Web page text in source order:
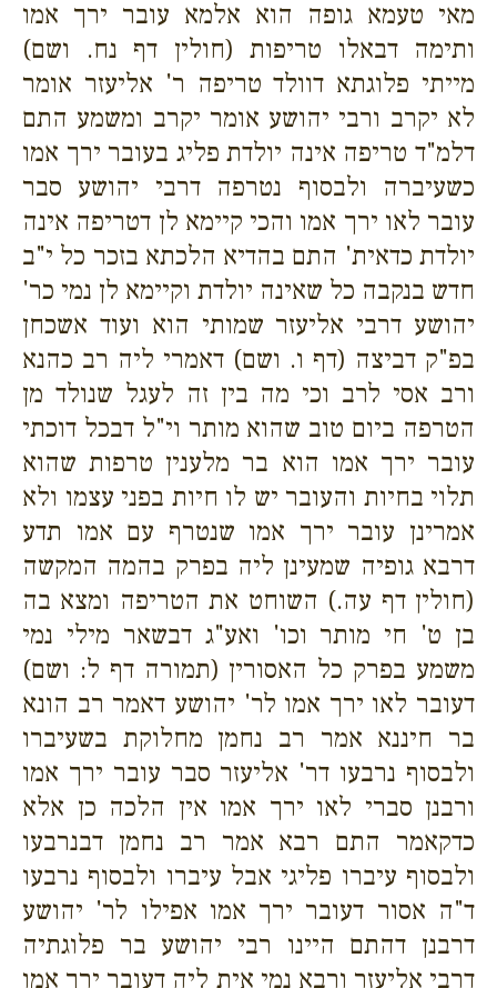
מאי טעמא גופה הוא אלמא עובר ירך אמו
ותימה דבאלו טריפות (חולין דף נח. ושם)
מייתי פלוגתא דוולד טריפה ר' אליעזר אומר
לא יקרב ורבי יהושע אומר יקרב ומשמע התם
דלמ"ד טריפה אינה יולדת פליג בעובר ירך אמו
כשעיברה ולבסוף נטרפה דרבי יהושע סבר
עובר לאו ירך אמו והכי קיימא לן דטריפה אינה
יולדת כדאית' התם בהדיא הלכתא בזכר כל י"ב
חדש בנקבה כל שאינה יולדת וקיימא לן נמי כר'
יהושע דרבי אליעזר שמותי הוא ועוד אשכחן
בפ"ק דביצה (דף ו. ושם) דאמרי ליה רב כהנא
ורב אסי לרב וכי מה בין זה לעגל שנולד מן
הטרפה ביום טוב שהוא מותר וי"ל דבכל דוכתי
עובר ירך אמו הוא בר מלענין טרפות שהוא
תלוי בחיות והעובר יש לו חיות בפני עצמו ולא
אמרינן עובר ירך אמו שנטרף עם אמו תדע
דרבא גופיה שמעינן ליה בפרק בהמה המקשה
(חולין דף עה.) השוחט את הטריפה ומצא בה
בן ט' חי מותר וכו' ואע"ג דבשאר מילי נמי
משמע בפרק כל האסורין (תמורה דף ל: ושם)
דעובר לאו ירך אמו לר' יהושע דאמר רב הונא
בר חיננא אמר רב נחמן מחלוקת בשעיברו
ולבסוף נרבעו דר' אליעזר סבר עובר ירך אמו
ורבנן סברי לאו ירך אמו אין הלכה כן אלא
כדקאמר התם רבא אמר רב נחמן דבנרבעו
ולבסוף עיברו פליגי אבל עיברו ולבסוף נרבעו
ד"ה אסור דעובר ירך אמו אפילו לר' יהושע
דרבנן דהתם היינו רבי יהושע בר פלוגתיה
דרבי אליעזר ורבא נמי אית ליה דעובר ירך אמו